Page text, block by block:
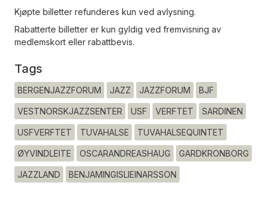
Kjøpte billetter refunderes kun ved avlysning.
Rabatterte billetter er kun gyldig ved fremvisning av
medlemskort eller rabattbevis.
Tags
BERGENJAZZFORUM JAZZ JAZZFORUM BJF
VESTNORSKJAZZSENTER USF VERFTET SARDINEN
USFVERFTET TUVAHALSE TUVAHALSEQUINTET
ØYVINDLEITE OSCARANDREASHAUG GARDKRONBORG
JAZZLAND BENJAMINGISLIEINARSSON